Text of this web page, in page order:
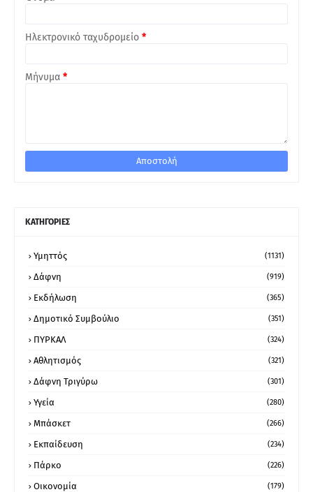
Ηλεκτρονικό ταχυδρομείο *
Μήνυμα *
ΚΑΤΗΓΟΡΙΕΣ
Υμηττός (1131)
Δάφνη (919)
Εκδήλωση (365)
Δημοτικό Συμβούλιο (351)
ΠΥΡΚΑΛ (324)
Αθλητισμός (321)
Δάφνη Τριγύρω (301)
Υγεία (280)
Μπάσκετ (266)
Εκπαίδευση (234)
Πάρκο (226)
Οικονομία (179)